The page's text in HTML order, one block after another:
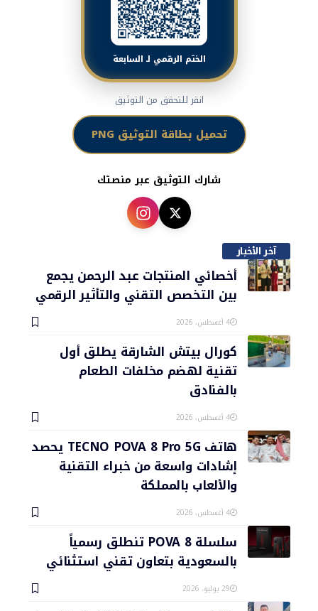
الختم الرقمي لـ السابعة
انقر للتحقق من التوثيق
تحميل بطاقة التوثيق PNG
شارك التوثيق عبر منصتك
آخر الأخبار
أخصائي المنتجات عبد الرحمن يجمع
بين التخصص التقني والتأثير الرقمي
4 أغسطس، 2026
كورال بيتش الشارقة يطلق أول
تقنية لهضم مخلفات الطعام
بالفنادق
4 أغسطس، 2026
هاتف TECNO POVA 8 Pro 5G يحصد
إشادات واسعة من خبراء التقنية
والألعاب بالمملكة
4 أغسطس، 2026
سلسلة POVA 8 تنطلق رسمياً
بالسعودية بتعاون تقني استثنائي
29 يوليو، 2026